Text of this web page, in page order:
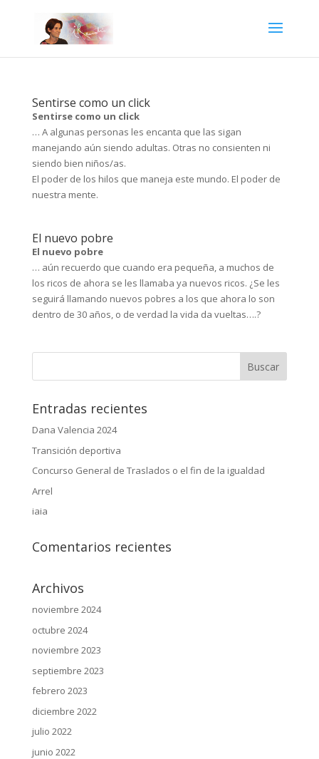
Sentirse como un click
Sentirse como un click
… A algunas personas les encanta que las sigan
manejando aún siendo adultas. Otras no consienten ni
siendo bien niños/as.
El poder de los hilos que maneja este mundo. El poder de
nuestra mente.
El nuevo pobre
El nuevo pobre
… aún recuerdo que cuando era pequeña, a muchos de
los ricos de ahora se les llamaba ya nuevos ricos. ¿Se les
seguirá llamando nuevos pobres a los que ahora lo son
dentro de 30 años, o de verdad la vida da vueltas….?
Entradas recientes
Dana Valencia 2024
Transición deportiva
Concurso General de Traslados o el fin de la igualdad
Arrel
iaia
Comentarios recientes
Archivos
noviembre 2024
octubre 2024
noviembre 2023
septiembre 2023
febrero 2023
diciembre 2022
julio 2022
junio 2022